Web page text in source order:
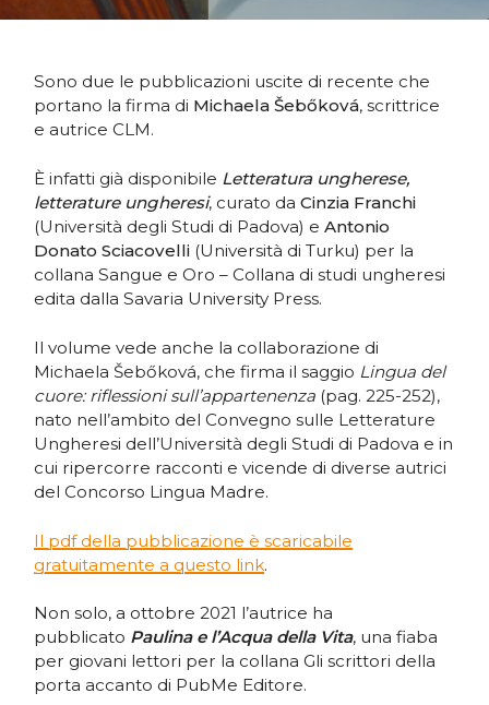
Sono due le pubblicazioni uscite di recente che
portano la firma di Michaela Šebőková, scrittrice
e autrice CLM.
È infatti già disponibile Letteratura ungherese,
letterature ungheresi, curato daCinzia Franchi
(Università degli Studi di Padova) eAntonio
Donato Sciacovelli (Università di Turku) per la
collana Sangue e Oro – Collana di studi ungheresi
edita dalla Savaria University Press.
Il volume vede anche la collaborazione di
Michaela Šebőková, che firma il saggio Lingua del
cuore: riflessioni sull’appartenenza (pag. 225-252),
nato nell’ambito del Convegno sulle Letterature
Ungheresi dell’Università degli Studi di Padova e in
cui ripercorre racconti e vicende di diverse autrici
del Concorso Lingua Madre.
Il pdf della pubblicazione è scaricabile
gratuitamente a questo link.
Non solo, a ottobre 2021 l’autrice ha
pubblicato Paulina e l’Acqua della Vita, una fiaba
per giovani lettori per la collana Gli scrittori della
porta accanto di PubMe Editore.